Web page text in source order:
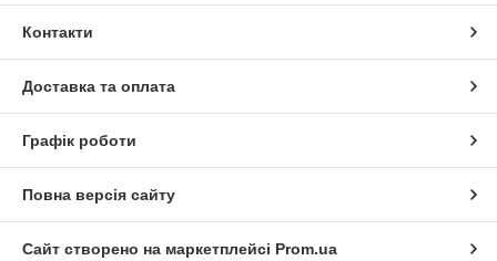
Контакти
Доставка та оплата
Графік роботи
Повна версія сайту
Сайт створено на маркетплейсі Prom.ua